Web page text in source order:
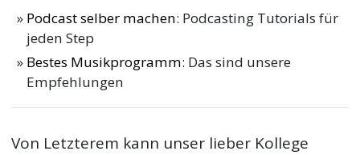
Podcast selber machen: Podcasting Tutorials für
jeden Step
Bestes Musikprogramm: Das sind unsere
Empfehlungen
Von Letzterem kann unser lieber Kollege